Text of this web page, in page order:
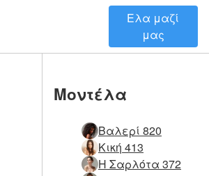
Ελα μαζί
μας
Μοντέλα
Βαλερί 820
Κική 413
Η Σαρλότα 372